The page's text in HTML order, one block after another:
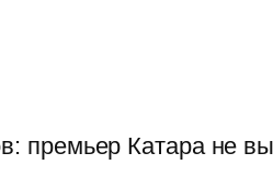
премьер Катара не